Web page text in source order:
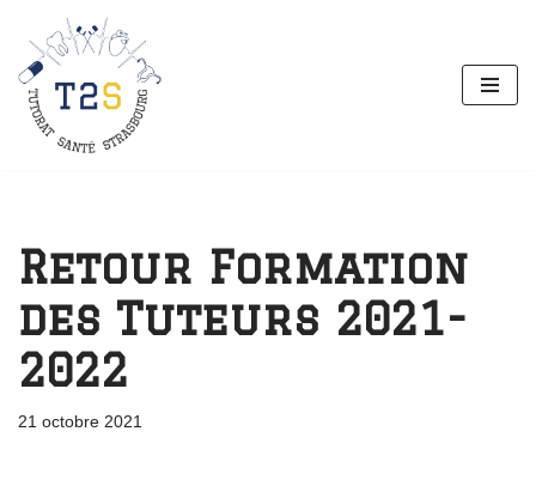
Aller
au
contenu
Retour Formation
des Tuteurs 2021-
2022
21 octobre 2021